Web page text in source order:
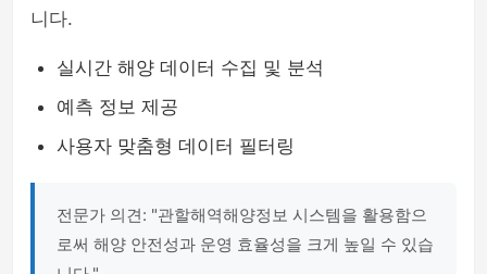
니다.
실시간 해양 데이터 수집 및 분석
예측 정보 제공
사용자 맞춤형 데이터 필터링
전문가 의견: "관할해역해양정보 시스템을 활용함으
로써 해양 안전성과 운영 효율성을 크게 높일 수 있습